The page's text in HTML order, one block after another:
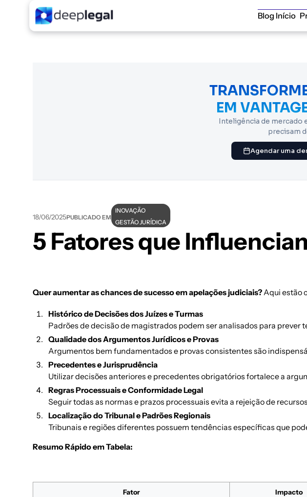
Blog Início
EM
Inteligência de mercado
precisam
Agendar uma
18/06/2025PUBLICADO EM
INOVAÇÃO
GESTÃO JURÍDICA
5 Fatores que
Quer aumentar as chances de sucesso em apelações judiciais?Aqui estão
Histórico de Decisões dos Juízes e Turmas
Padrões de decisão de magistrados podem ser analisados para prever
Qualidade dos Argumentos Jurídicos e Provas
Argumentos bem fundamentados e provas consistentes são
Precedentes e Jurisprudência
Utilizar decisões anteriores e precedentes obrigatórios fortalece a
Regras Processuais e Conformidade Legal
Seguir todas as normas e prazos processuais evita a rejeição de
Localização do Tribunal e Padrões Regionais
Tribunais e regiões diferentes possuem tendências específicas que
Resumo Rápido em Tabela:
Fator Impacto